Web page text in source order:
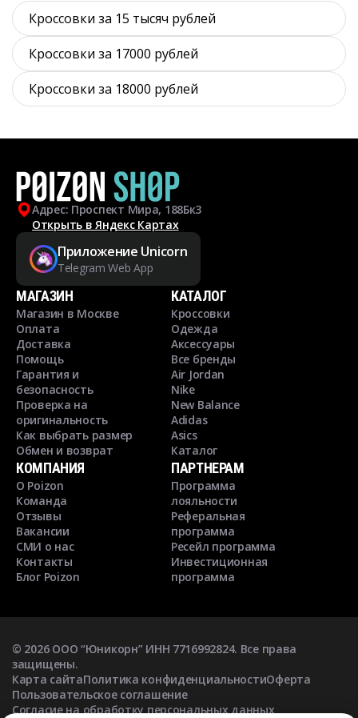
Кроссовки за 15 тысяч рублей
Кроссовки за 17000 рублей
Кроссовки за 18000 рублей
Адрес: Проспект Мира, 188Бк3
Открыть в Яндекс Картах
Приложение Unicorn
Telegram Web App
МАГАЗИН
Магазин в Москве
Оплата
Доставка
Помощь
Гарантия и
безопасность
Проверка на
оригинальность
Как выбрать размер
Обмен и возврат
КАТАЛОГ
Кроссовки
Одежда
Аксессуары
Все бренды
Air Jordan
Nike
New Balance
Adidas
Asics
Каталог
КОМПАНИЯ
О Poizon
Команда
Отзывы
Вакансии
СМИ о нас
Контакты
Блог Poizon
ПАРТНЕРАМ
Программа
лояльности
Реферальная
программа
Ресейл программа
Инвестиционная
программа
© 2026ООО “Юникорн” ИНН 7716992824. Все права
защищены.
Карта сайтаПолитика конфиденциальностиОферта
Пользовательское соглашение
Согласие на обработку персональных данных